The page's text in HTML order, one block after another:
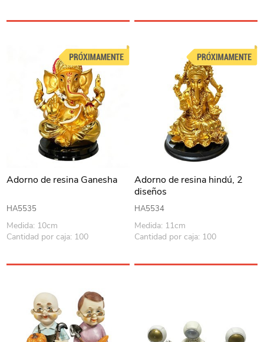
Adorno de resina Ganesha
HA5535
Medida: 10cm
Cantidad por caja: 100
Adorno de resina hindú, 2
diseños
HA5534
Medida: 11cm
Cantidad por caja: 100